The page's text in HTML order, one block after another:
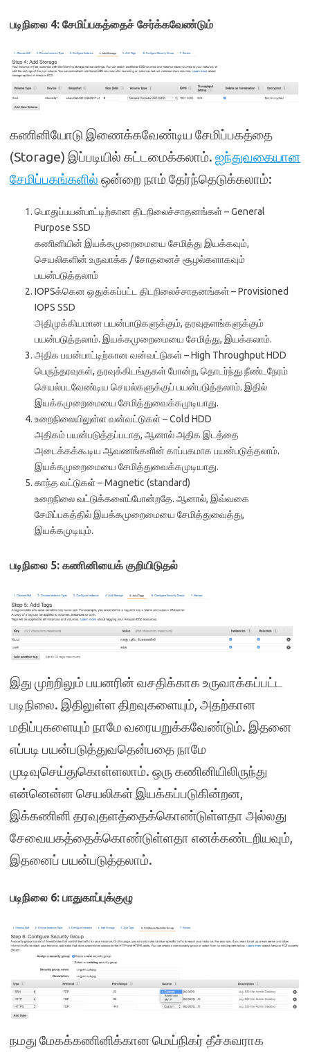
படிநிலை 4: சேமிப்பகத்தைச் சேர்க்கவேண்டும்
கணினியோடு இணைக்கவேண்டிய சேமிப்பகத்தை
(Storage) இப்படியில் கட்டமைக்கலாம். ஐந்துவகையான
சேமிப்பகங்களில் ஒன்றை நாம் தேர்ந்தெடுக்கலாம்:
பொதுப்பயன்பாட்டிற்கான திடநிலைச்சாதனங்கள் – General
Purpose SSD
கணினியின் இயக்கமுறைமையை சேமித்து இயக்கவும்,
செயலிகளின் உருவாக்க / சோதனைச் சூழல்களாகவும்
பயன்படுத்தலாம்
IOPSக்கென ஒதுக்கப்பட்ட திடநிலைச்சாதனங்கள் – Provisioned
IOPS SSD
அதிமுக்கியமான பயன்பாடுகளுக்கும், தரவுதளங்களுக்கும்
பயன்படுத்தலாம். இயக்கமுறைமையை சேமித்து, இயக்கலாம்.
அதிக பயன்பாட்டிற்கான வன்வட்டுகள் – High Throughput HDD
பெருந்தரவுகள், தரவுக்கிடங்குகள் போன்ற, தொடர்ந்து நீண்டநேரம்
செயல்படவேண்டிய செயல்களுக்குப் பயன்படுத்தலாம். இதில்
இயக்கமுறைமையை சேமித்துவைக்கமுடியாது.
உறைநிலையிலுள்ள வன்வட்டுகள் – Cold HDD
அதிகம் பயன்படுத்தப்படாத, ஆனால் அதிக இடத்தை
அடைக்கக்கூடிய ஆவணங்களின் காப்பகமாக பயன்படுத்தலாம்.
இயக்கமுறைமையை சேமித்துவைக்கமுடியாது.
காந்த வட்டுகள் – Magnetic (standard)
உறைநிலை வட்டுக்களைப்போன்றதே. ஆனால், இவ்வகை
சேமிப்பகத்தில் இயக்கமுறைமையை சேமித்துவைத்து,
இயக்கமுடியும்.
படிநிலை 5: கணினியைக் குறியிடுதல்
இது முற்றிலும் பயனரின் வசதிக்காக உருவாக்கப்பட்ட
படிநிலை. இதிலுள்ள திறவுகளையும், அதற்கான
மதிப்புகளையும் நாமே வரையறுக்கவேண்டும். இதனை
எப்படி பயன்படுத்துவதென்பதை நாமே
முடிவுசெய்துகொள்ளலாம். ஒரு கணினியிலிருந்து
என்னென்ன செயலிகள் இயக்கப்படுகின்றன,
இக்கணினி தரவுதளத்தைக்கொண்டுள்ளதா அல்லது
சேவையகத்தைக்கொண்டுள்ளதா எனக்கண்டறியவும்,
இதனைப் பயன்படுத்தலாம்.
படிநிலை 6: பாதுகாப்புக்குழு
நமது மேகக்கணினிக்கான மெய்நிகர் தீச்சுவராக